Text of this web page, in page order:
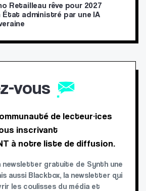
Retailleau rêve pour 2027
État administré par une IA
vous
de lecteur·ices
inscrivant
à notre liste de diffusion.
newsletter gratuite de Synth une
aussi Blackbox, la newsletter qui
les coulisses du média et